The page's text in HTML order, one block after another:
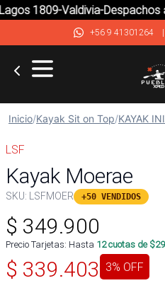
1809-Valdivia-Despachos
+56 9 41301264|
Inicio/Kayak Sit on Top/KAYAK
LSF
Kayak Moerae
SKU: LSFMOER +50 VENDIDOS
$ 349.900
Precio Tarjetas: Hasta 12cuotas de $
$ 339.403 3% OFF